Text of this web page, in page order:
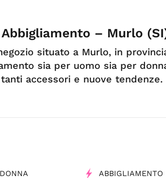
– Murlo
situato a Murlo, in
sia per uomo sia per
accessori e nuove tendenze.
ABBIGLIAMENTO